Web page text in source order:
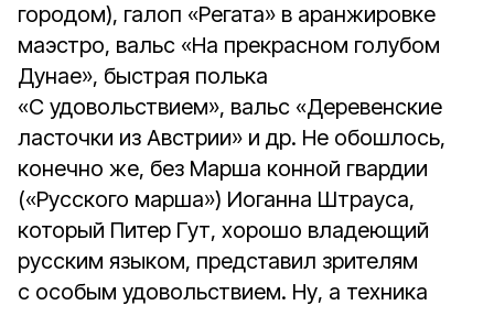
городом), галоп «Регата» в аранжировке
маэстро, вальс «На прекрасном голубом
Дунае», быстрая полька
«С удовольствием», вальс «Деревенские
ласточки из Австрии» и др. Не обошлось,
конечно же, без Марша конной гвардии
(«Русского марша») Иоганна Штрауса,
который Питер Гут, хорошо владеющий
русским языком, представил зрителям
с особым удовольствием. Ну, а техника